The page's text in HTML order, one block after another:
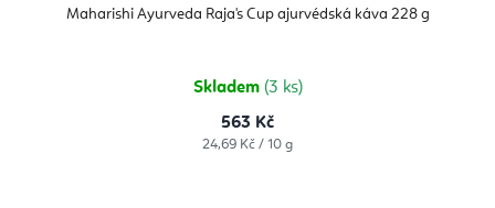
Maharishi Ayurveda Raja's Cup ajurvédská káva 228 g
produktu
je
hvězdiček.
Skladem (3 ks)
563 Kč
Měrná
24,69 Kč / 10 g